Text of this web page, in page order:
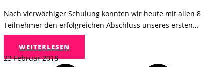
Nach vierwöchiger Schulung konnten wir heute mit allen 8
Teilnehmer den erfolgreichen Abschluss unseres ersten…
WEITERLESEN
23 Februar 2018